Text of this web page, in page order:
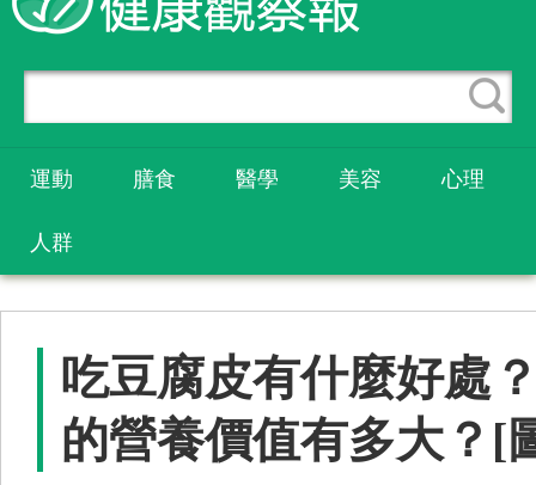
運動 膳食 醫學 美容 心理
人群
吃豆腐皮有什麼好處
的營養價值有多大？[